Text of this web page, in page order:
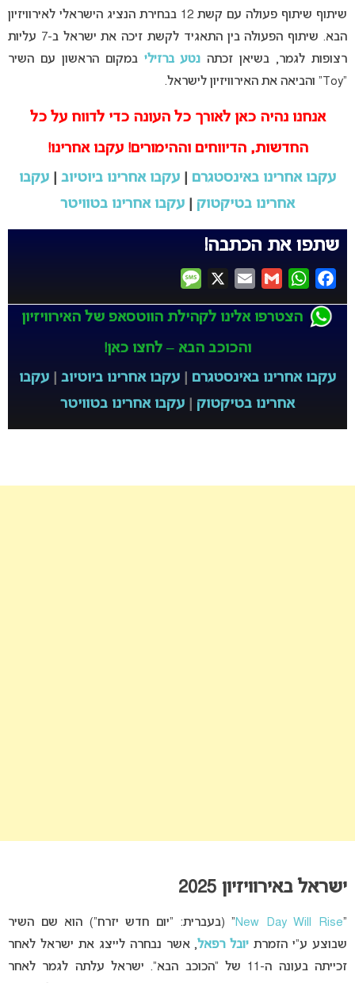
שיתוף שיתוף פעולה עם קשת 12 בבחירת הנציג הישראלי לאירוויזיון
הבא. שיתוף הפעולה בין התאגיד לקשת זיכה את ישראל ב-7 עליות
רצופות לגמר, בשיאן זכתה נטע ברזיליבמקום הראשון עם השיר
אנחנו נהיה כאן לאורך כל העונה כדי לדווח על כל
החדשות, הדיווחים וההימורים! עקבו אחרינו!
עקבו אחרינו באינסטגרם| עקבו אחרינו ביוטיוב|
עקבו
אחרינו בטיקטוק| עקבו אחרינו בטוויטר
שתפו את הכתבה!
Facebook
WhatsApp
Gmail
Email
Message
הצטרפו אלינו לקהילת הווטסאפ של האירוויזיון
והכוכב הבא – לחצו כאן!
עקבו אחרינו באינסטגרם| עקבו אחרינו ביוטיוב|
עקבו
אחרינו בטיקטוק| עקבו אחרינו בטוויטר
ישראל באירוויזיון 2025
New Day Will Rise” (בעברית: “יום חדש יזרח”) הוא שם השיר
שבוצע ע”י הזמרת יובל רפאל, אשר נבחרה לייצג את ישראל לאחר
זכייתה בעונה ה-11 של “הכוכב הבא”. ישראל עלתה לגמר לאחר